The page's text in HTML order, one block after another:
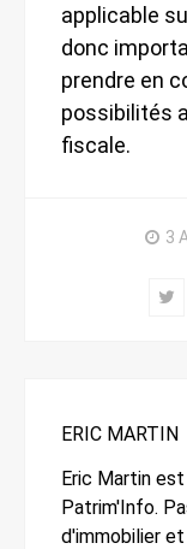
applicable
donc
prendre en
possibilités
fiscale.
3
ERIC MARTIN
Eric Martin
Patrim'Info.
d'immobilier